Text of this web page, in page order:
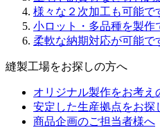
様々な２次加工も可能で
小ロット・多品種を製作
柔軟な納期対応が可能で
縫製工場をお探しの方へ
オリジナル製作をお考え
安定した生産拠点をお探
商品企画のご担当者様へ